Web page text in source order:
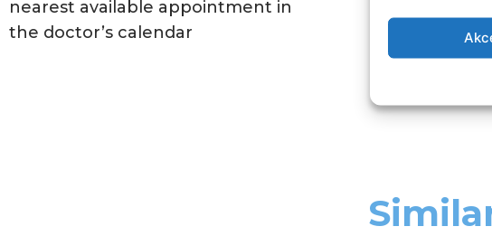
nearest available appointment in
the doctor’s calendar